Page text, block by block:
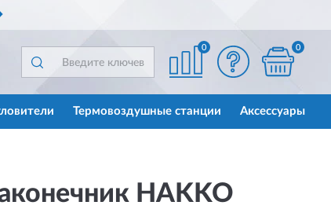
0 0
Термовоздушные станции Аксессуары
HAKKO